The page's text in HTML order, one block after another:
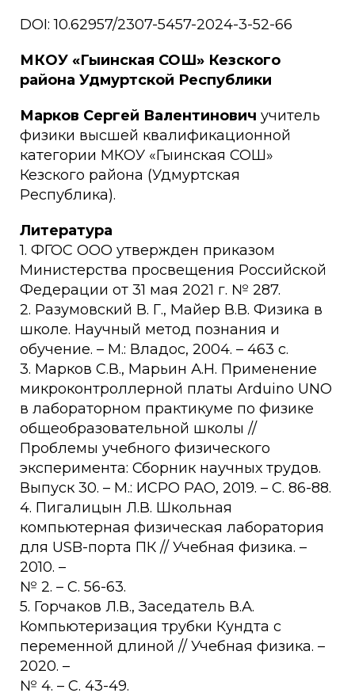
DOI: 10.62957/2307-5457-2024-3-52-66
МКОУ «Гыинская СОШ» Кезского
района Удмуртской Республики
Марков Сергей Валентинович учитель
физики высшей квалификационной
категории МКОУ «Гыинская СОШ»
Кезского района (Удмуртская
Республика).
Литература
1. ФГОС ООО утвержден приказом
Министерства просвещения Российской
Федерации от 31 мая 2021 г. № 287.
2. Разумовский В. Г., Майер В.В. Физика в
школе. Научный метод познания и
обучение. – М.: Владос, 2004. – 463 с.
3. Марков С.В., Марьин А.Н. Применение
микроконтроллерной платы Arduino UNO
в лабораторном практикуме по физике
общеобразовательной школы //
Проблемы учебного физического
эксперимента: Сборник научных трудов.
Выпуск 30. – М.: ИСРО РАО, 2019. – С. 86-88.
4. Пигалицын Л.В. Школьная
компьютерная физическая лаборатория
для USB-порта ПК // Учебная физика. –
2010. –
№ 2. – C. 56-63.
5. Горчаков Л.В., Заседатель В.А.
Компьютеризация трубки Кундта с
переменной длиной // Учебная физика. –
2020. –
№ 4. – C. 43-49.